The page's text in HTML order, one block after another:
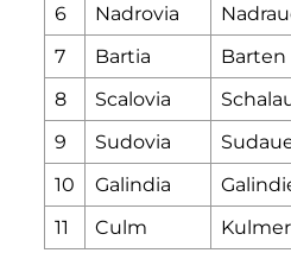
6
Nadrovia
7
Bartia Barten
8
Scalovia
9
Sudovia
10
Galindia
11
Culm